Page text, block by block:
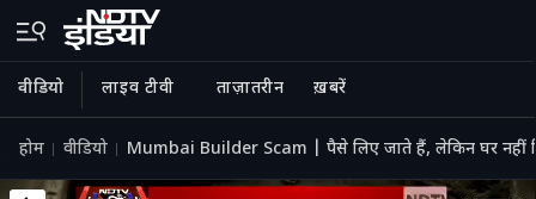
वीडियो लाइव टीवी ताज़ातरीन ख़बरें
होम वीडियो Mumbai Builder Scam | पैसे लिए जाते हैं, लेकिन घर नहीं